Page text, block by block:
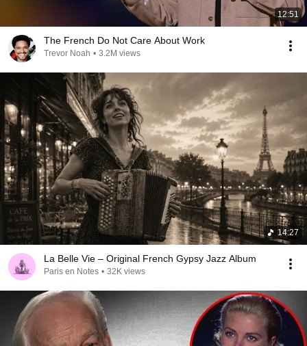
12:51
The French Do Not Care About Work
Trevor Noah • 3.2M views
14:27
La Belle Vie – Original French Gypsy Jazz Album
Paris en Notes • 32K views